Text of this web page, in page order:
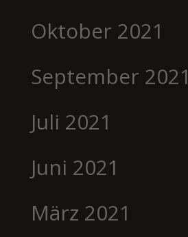
Oktober 2021
September 2021
Juli 2021
Juni 2021
März 2021